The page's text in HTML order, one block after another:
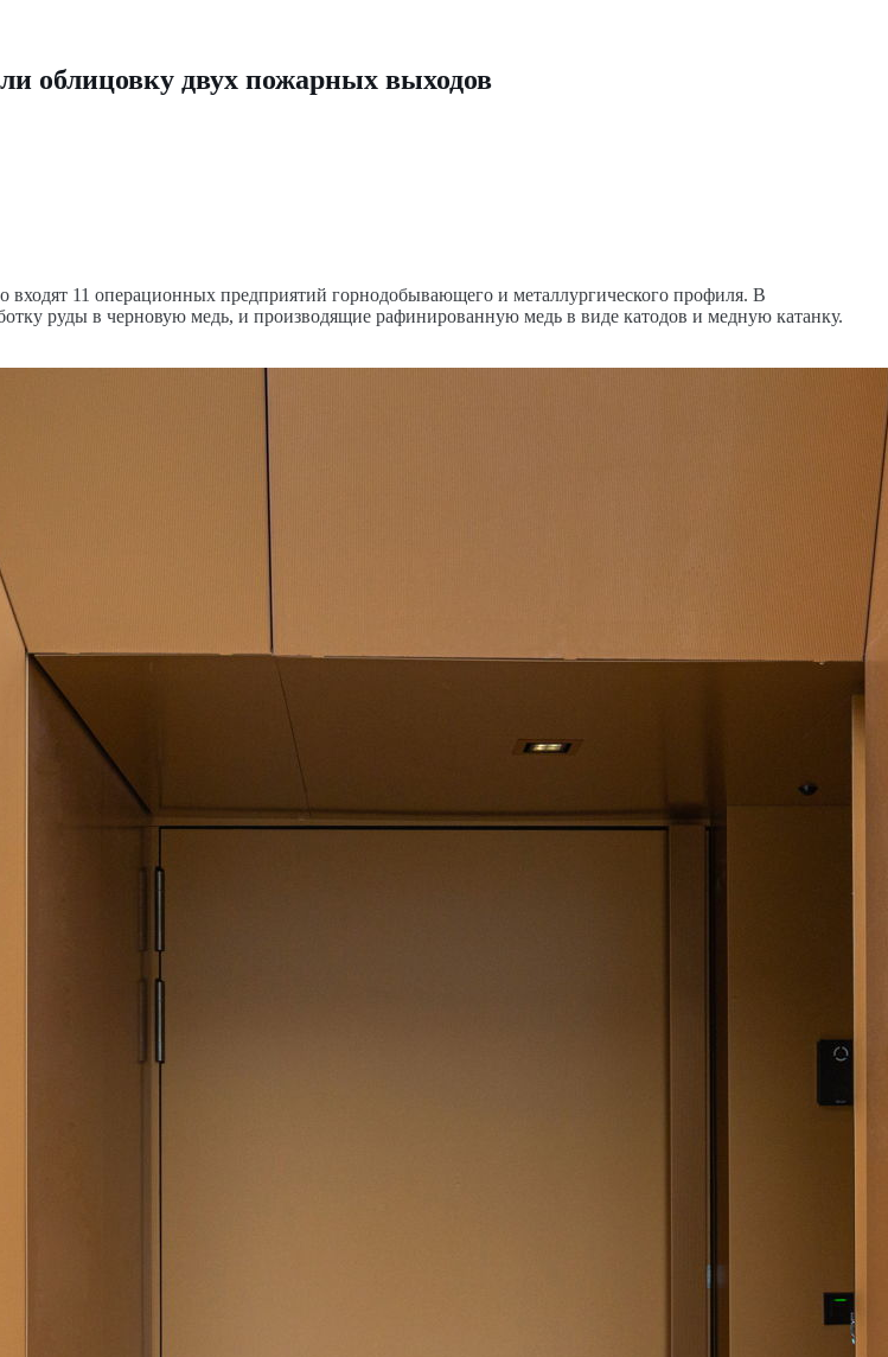
облицовку двух пожарных выходов
11 операционных предприятий горнодобывающего и металлургического профиля. В
руды в черновую медь, и производящие рафинированную медь в виде катодов и медную катанку.